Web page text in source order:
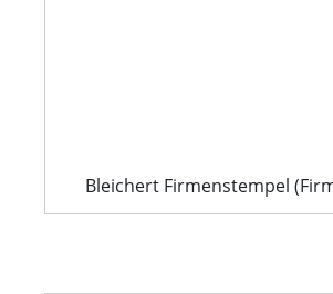
Bleichert Firmenstempel